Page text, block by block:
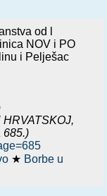
od l
NOV i PO
i Pelješac
HRVATSKOJ,
685.)
★ Borbe u